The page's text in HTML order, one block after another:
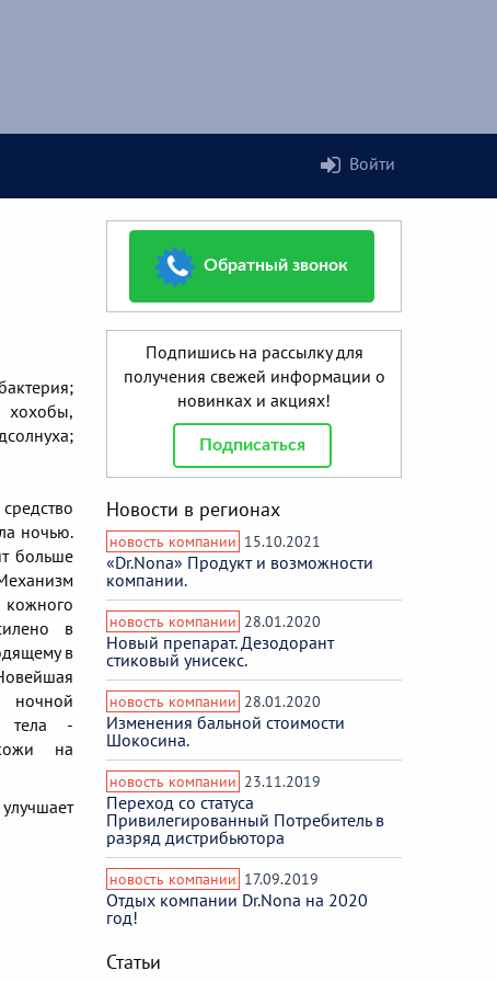
Войти
хохобы,
ночью.
больше
в
в
тела -
на
Обратный звонок
Подпишись на рассылку для
получения свежей информации о
новинках и акциях!
Подписаться
Новости в регионах
новость компании 15.10.2021
«Dr.Nona» Продукт и возможности
компании.
новость компании 28.01.2020
Новый препарат. Дезодорант
стиковый унисекс.
новость компании 28.01.2020
Изменения бальной стоимости
Шокосина.
новость компании 23.11.2019
Переход со статуса
Привилегированный Потребитель в
разряд дистрибьютора
новость компании 17.09.2019
Отдых компании Dr.Nona на 2020
год!
Статьи